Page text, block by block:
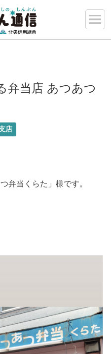
弁当店 あつあつ
店
弁当くらた」様です。